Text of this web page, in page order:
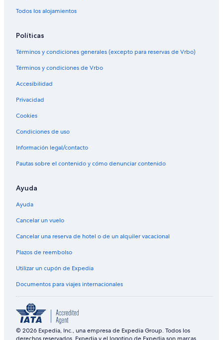
Todos los alojamientos
Políticas
Términos y condiciones generales (excepto para reservas de Vrbo)
Términos y condiciones de Vrbo
Accesibilidad
Privacidad
Cookies
Condiciones de uso
Información legal/contacto
Pautas sobre el contenido y cómo denunciar contenido
Ayuda
Ayuda
Cancelar un vuelo
Cancelar una reserva de hotel o de un alquiler vacacional
Plazos de reembolso
Utilizar un cupón de Expedia
Documentos para viajes internacionales
© 2026 Expedia, Inc., una empresa de Expedia Group. Todos los